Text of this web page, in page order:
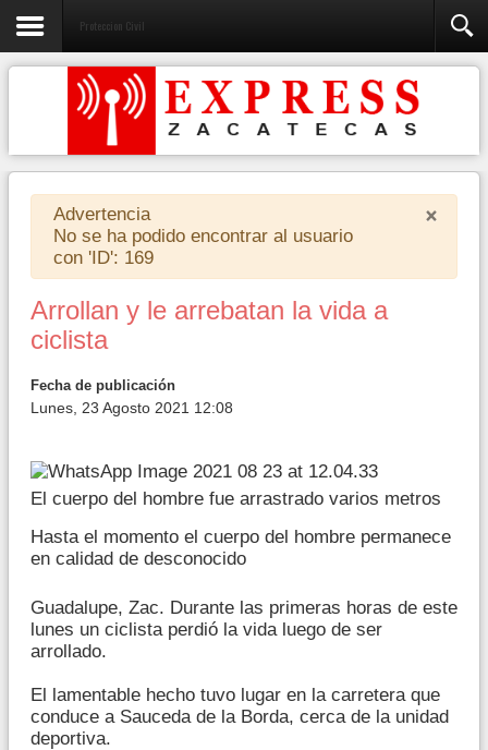
Proteccion Civil
×
Advertencia
No se ha podido encontrar al usuario
con 'ID': 169
Arrollan y le arrebatan la vida a
ciclista
Fecha de publicación
Lunes, 23 Agosto 2021 12:08
El cuerpo del hombre fue arrastrado varios metros
Hasta el momento el cuerpo del hombre permanece
en calidad de desconocido
Guadalupe, Zac. Durante las primeras horas de este
lunes un ciclista perdió la vida luego de ser
arrollado.
El lamentable hecho tuvo lugar en la carretera que
conduce a Sauceda de la Borda, cerca de la unidad
deportiva.